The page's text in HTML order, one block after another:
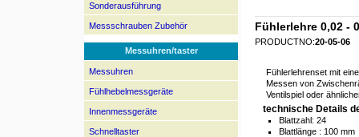
Sonderausführung
Messschrauben Zubehör
Messuhren/taster
Messuhren
Fühlhebelmessgeräte
Innenmessgeräte
Schnelltaster
Fühlerlehre 0,02 -
PRODUCTNO:20-05-06
Fühlerlehrenset mit
Messen von
Ventilspiel oder
technische Details
Blattzahl: 24
Blattlänge : 100 mm